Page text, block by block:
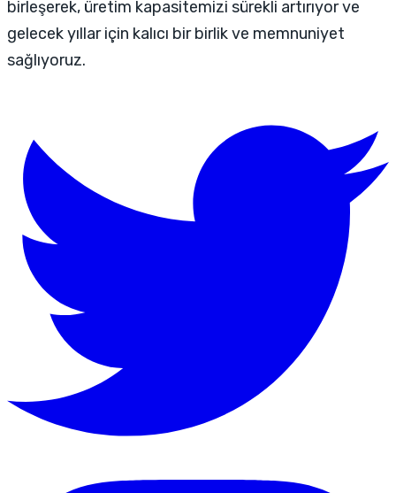
birleşerek, üretim kapasitemizi sürekli artırıyor ve
gelecek yıllar için kalıcı bir birlik ve memnuniyet
sağlıyoruz.